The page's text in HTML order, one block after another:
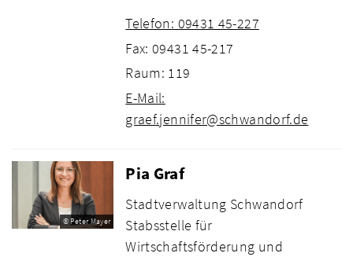
Telefon: 09431 45-227
Fax: 09431 45-217
Raum: 119
E-Mail:
graef.jennifer@schwandorf.de
© Peter Mayer
Pia Graf
Stadtverwaltung Schwandorf
Stabsstelle für
Wirtschaftsförderung und